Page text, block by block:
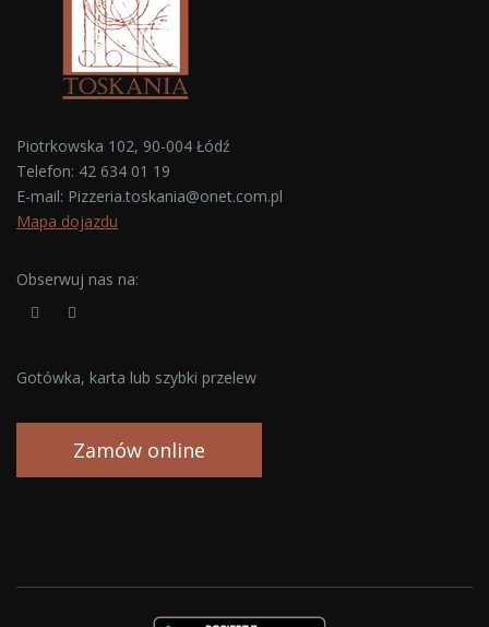
Piotrkowska 102, 90-004 Łódź
Telefon: 42 634 01 19
E-mail: Pizzeria.toskania@onet.com.pl
Mapa dojazdu
Obserwuj nas na:
Gotówka, karta lub szybki przelew
Zamów online